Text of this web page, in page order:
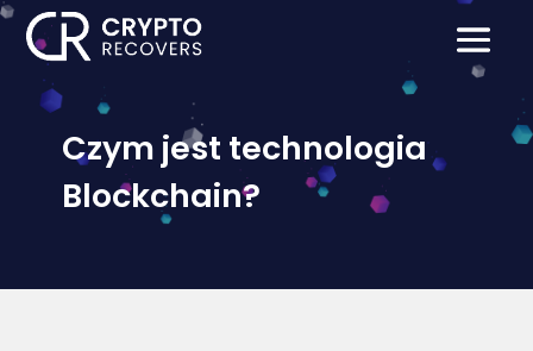
Czym jest technologia
Blockchain?